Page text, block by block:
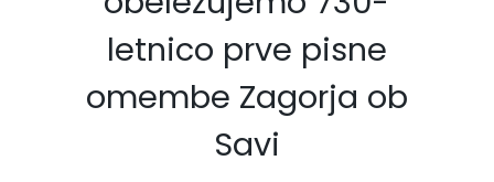
letnico prve pisne
omembe Zagorja ob
Savi